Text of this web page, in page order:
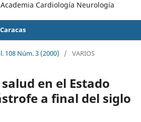
Cardiología Neurología
108 Núm. 3 (2000) / VARIOS
en el Estado
a final del siglo